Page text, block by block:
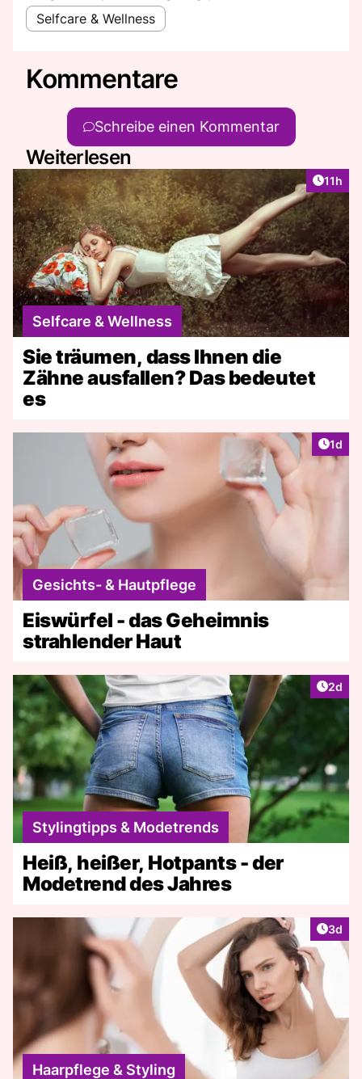
Selfcare & Wellness
Kommentare
Schreibe einen Kommentar
Weiterlesen
11h
Selfcare & Wellness
Sie träumen, dass Ihnen die
Zähne ausfallen? Das bedeutet
es
1d
Gesichts- & Hautpflege
Eiswürfel - das Geheimnis
strahlender Haut
2d
Stylingtipps & Modetrends
Heiß, heißer, Hotpants - der
Modetrend des Jahres
3d
Haarpflege & Styling